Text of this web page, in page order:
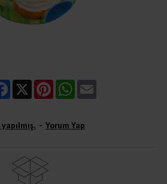
Facebook
X PinterestWhatsApp
- Yorum Yap